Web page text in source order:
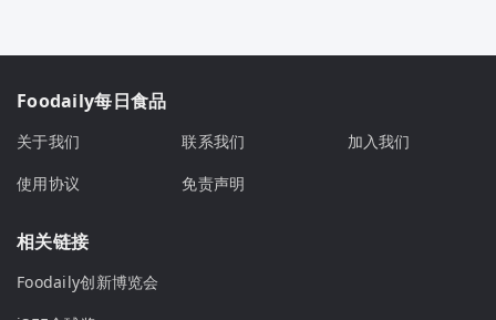
Foodaily每日食品
关于我们 联系我们
加入我们
使用协议
免责声明
相关链接
Foodaily创新博览会